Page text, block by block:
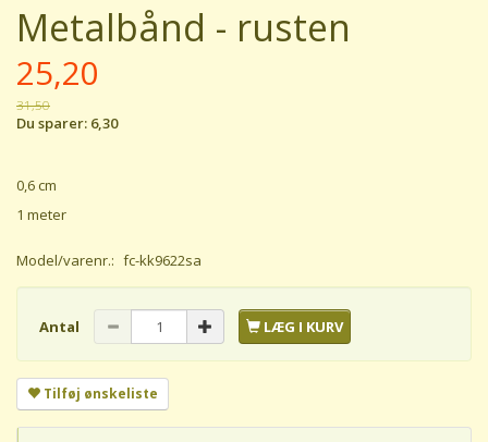
Metalbånd - rusten
25,20
31,50
Du sparer: 6,30
0,6 cm
1 meter
Model/varenr.: fc-kk9622sa
Antal LÆG I KURV
Tilføj ønskeliste